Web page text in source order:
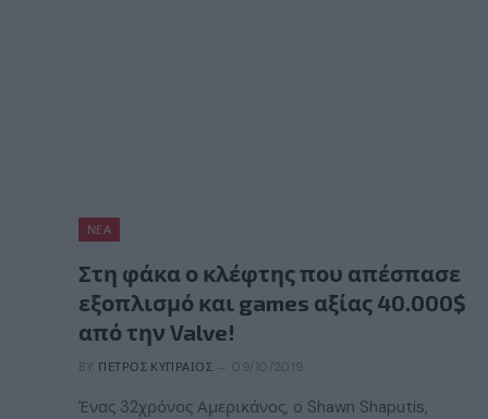
ΝΈΑ
Στη φάκα ο κλέφτης που απέσπασε
εξοπλισμό και games αξίας 40.000$
από την Valve!
BY ΠΈΤΡΟΣ ΚΥΠΡΑΊΟΣ 09/10/2019
Ένας 32χρόνος Αμερικάνος, o Shawn Shaputis,